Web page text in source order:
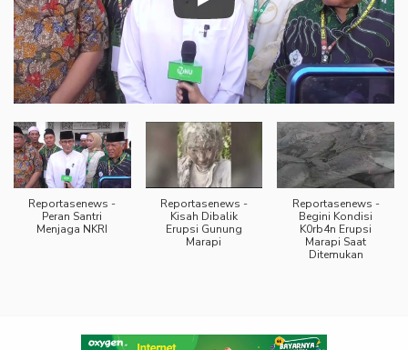
Reportasenews -
Peran Santri
Menjaga NKRI
Reportasenews -
Kisah Dibalik
Erupsi Gunung
Marapi
Reportasenews -
Begini Kondisi
K0rb4n Erupsi
Marapi Saat
Ditemukan